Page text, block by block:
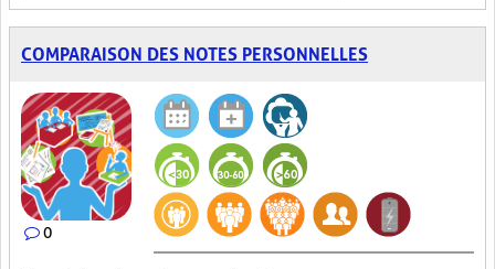
COMPARAISON DES NOTES PERSONNELLES
0